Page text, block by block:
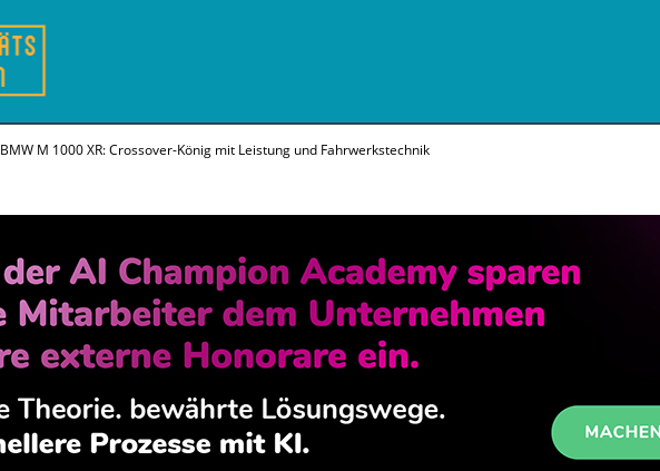
BMW M 1000 XR: Crossover-König mit Leistung und Fahrwerkstechnik